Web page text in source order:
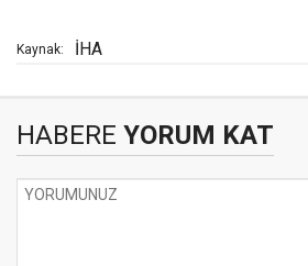
Kaynak: İHA
HABERE YORUM KAT